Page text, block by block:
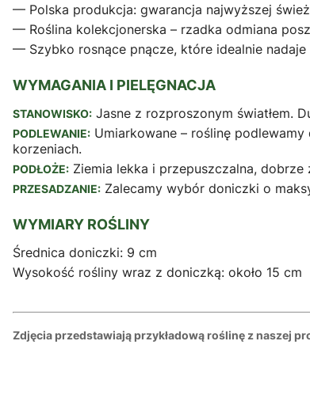
— Polska produkcja: gwarancja najwyższej
— Roślina kolekcjonerska – rzadka odmiana
— Szybko rosnące pnącze, które idealnie
WYMAGANIA I PIELĘGNACJA
STANOWISKO: Jasne z rozproszonym światłem.
PODLEWANIE: Umiarkowane – roślinę
korzeniach.
PODŁOŻE: Ziemia lekka i przepuszczalna,
PRZESADZANIE: Zalecamy wybór doniczki o
WYMIARY ROŚLINY
Średnica doniczki: 9 cm
Wysokość rośliny wraz z doniczką: około 15 cm
Zdjęcia przedstawiają przykładową roślinę z naszej